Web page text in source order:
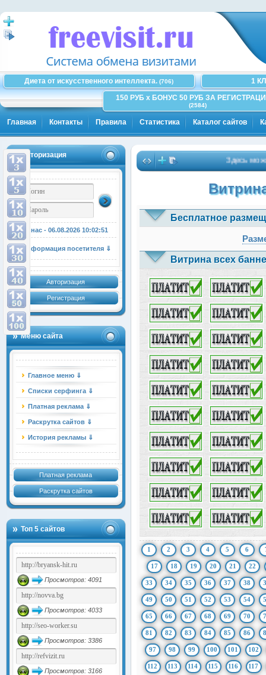
Диета от искусственного интеллекта. (706)
1
150 РУБ x БОНУС 50 РУБ ЗА
(2584)
Главная Контакты Правила Статистика Каталог сайтов
Авторизация
У нас - 06.08.2026 10:02:52
Информация посетителя ⇓
Авторизация
Регистрация
Меню сайта
Главное меню ⇓
Списки серфинга ⇓
Платная реклама ⇓
Раскрутка сайтов ⇓
История рекламы ⇓
Платная реклама
Раскрутка сайтов
Топ 5 сайтов
Просмотров: 4091
Просмотров: 4033
Просмотров: 3386
Просмотров: 3166
Здесь может
Бесплатное
Витрина всех
1 2 3 4 5 6
17 18 19 20 21 22
33 34 35 36 37 38
49 50 51 52 53 54
65 66 67 68 69 70
81 82 83 84 85 86
97 98 99 100 101 102
112 113 114 115 116 117